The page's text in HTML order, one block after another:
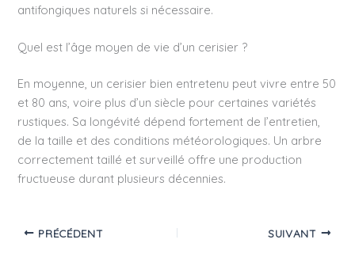
antifongiques naturels si nécessaire.
Quel est l’âge moyen de vie d’un cerisier ?
En moyenne, un cerisier bien entretenu peut vivre entre 50
et 80 ans, voire plus d’un siècle pour certaines variétés
rustiques. Sa longévité dépend fortement de l’entretien,
de la taille et des conditions météorologiques. Un arbre
correctement taillé et surveillé offre une production
fructueuse durant plusieurs décennies.
PRÉCÉDENT SUIVANT